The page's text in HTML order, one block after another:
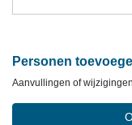
Personen
Aanvullingen of